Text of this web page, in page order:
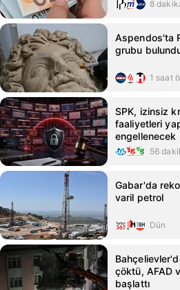
8
Aspendos'ta
grubu
1 saat
SPK, izinsiz
faaliyetleri
engellenecek
56
Gabar'da
varil petrol
Dün
çöktü, AFAD
başlattı